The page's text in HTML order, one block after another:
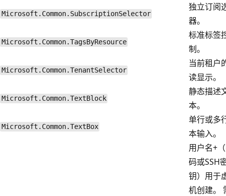
Microsoft.Common.SubscriptionSelector
独立订阅
器。
Microsoft.Common.TagsByResource
标准标签
制。
Microsoft.Common.TenantSelector
当前租户
读显示。
Microsoft.Common.TextBlock
静态描述
本。
Microsoft.Common.TextBox
单行或多
本输入。
用户名+
码或SSH
钥）用于
机创建。